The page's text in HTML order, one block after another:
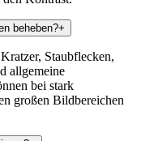
beheben?+
Staubflecken,
allgemeine
bei stark
großen Bildbereichen